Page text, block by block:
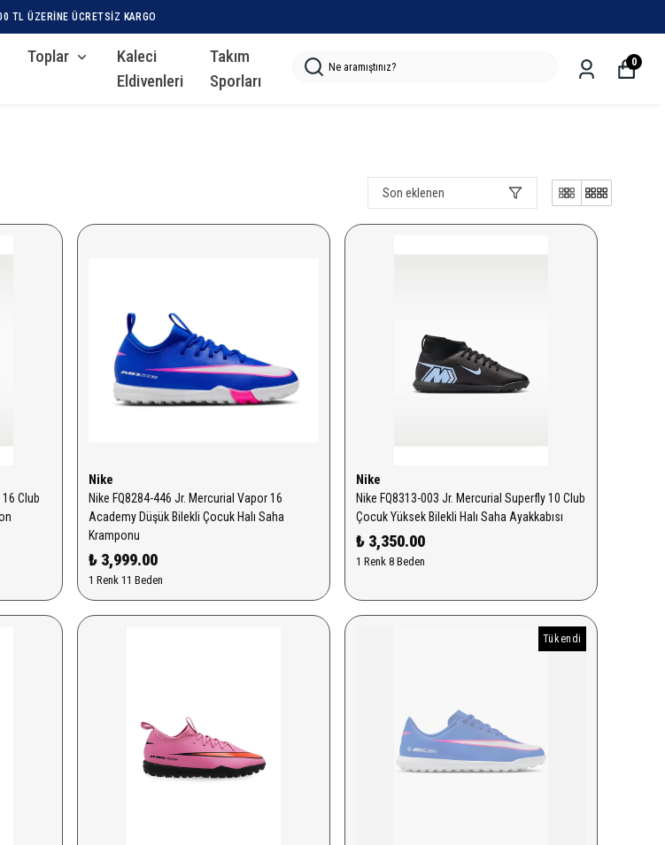
ÜCRETSIZ TESLIMAT
Toplar
Kaleci
Eldivenleri
Takım
Sporları
0
Son eklenen
Club
Nike
Nike FQ8284-446 Jr. Mercurial Vapor 16
Academy Düşük Bilekli Çocuk Halı Saha
Kramponu
₺ 3,999.00
1 Renk 11 Beden
Nike
Nike FQ8313-003 Jr. Mercurial Superfly 10 Club
Çocuk Yüksek Bilekli Halı Saha Ayakkabısı
₺ 3,350.00
1 Renk 8 Beden
Tükendi